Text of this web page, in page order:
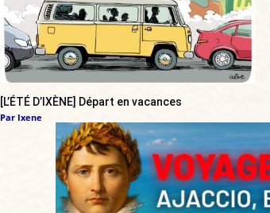
[L’ÉTÉ D’IXÈNE] Départ en vacances
Par Ixene